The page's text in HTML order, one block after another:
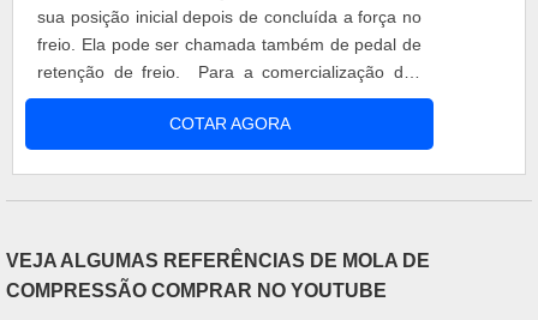
sua posição inicial depois de concluída a força no
freio. Ela pode ser chamada também de pedal de
retenção de freio. Para a comercialização das
molas, algumas empresas trabalham com a
marca munck, também podem realizar a
manutenção preventiva e corretiva de algumas
COTAR AGORA
VEJA ALGUMAS REFERÊNCIAS DE MOLA DE
COMPRESSÃO COMPRAR NO YOUTUBE